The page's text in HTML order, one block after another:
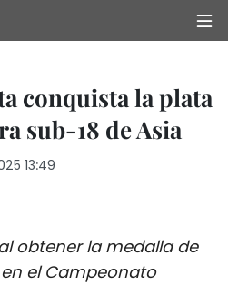
conquista la plata
sub-18 de Asia
13:49
obtener la medalla de
el Campeonato